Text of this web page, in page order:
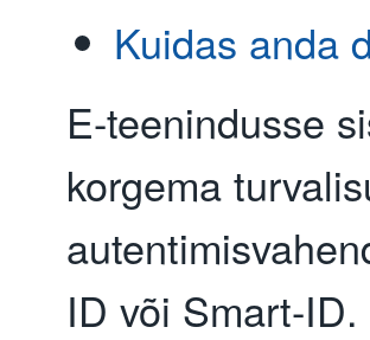
Kuidas anda
E-teenindusse
korgema
ID või Smart-ID.